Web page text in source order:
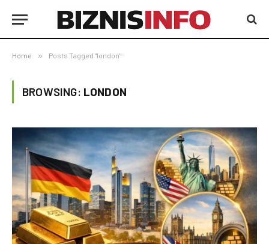
Home » Posts Tagged "london"
BROWSING: LONDON